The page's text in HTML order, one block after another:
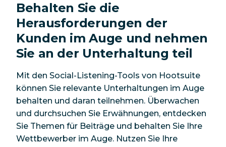
Behalten Sie die
Herausforderungen der
Kunden im Auge und nehmen
Sie an der Unterhaltung teil
Mit den Social-Listening-Tools von Hootsuite
können Sie relevante Unterhaltungen im Auge
behalten und daran teilnehmen. Überwachen
und durchsuchen Sie Erwähnungen, entdecken
Sie Themen für Beiträge und behalten Sie Ihre
Wettbewerber im Auge. Nutzen Sie Ihre